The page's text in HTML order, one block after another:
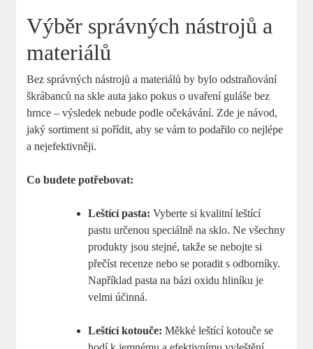
Výběr správných nástrojů a
materiálů
Bez ⁣správných nástrojů a‌ materiálů by bylo ‍odstraňování
škrábanců na skle⁢ auta jako⁤ pokus o uvaření guláše bez
hrnce‍ – ​výsledek nebude ​podle⁤ očekávání. Zde je návod,
jaký ⁢sortiment ‌si pořídit, aby se vám‌ to podařilo⁣ co nejlépe
a nejefektivněji.
Co budete potřebovat:
Leštící pasta: Vyberte si kvalitní leštící ​
pastu ⁢určenou speciálně⁢ na ⁢sklo. Ne všechny
produkty jsou stejné, takže se nebojte si
přečíst recenze nebo⁢ se poradit⁤ s odborníky.⁣
Například ⁤pasta na bázi oxidu hliníku‌ je
velmi‌ účinná.
Leštící‌ kotouče: ⁣Měkké leštící kotouče ‍se⁤